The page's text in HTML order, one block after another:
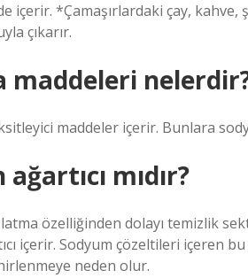
içerir. *Çamaşırlardaki çay,
çıkarır.
maddeleri
maddeler içerir. Bunlara
mıdır?
özelliğinden dolayı temizlik
içerir. Sodyum çözeltileri içeren
neden olur.